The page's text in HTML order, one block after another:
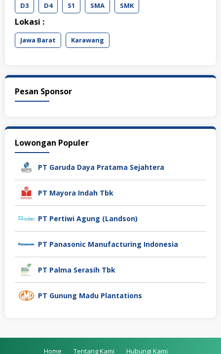
D3 D4 S1 SMA SMK
Lokasi :
Jawa Barat Karawang
Pesan Sponsor
Lowongan Populer
PT Garuda Daya Pratama Sejahtera
PT Mayora Indah Tbk
PT Pertiwi Agung (Landson)
PT Panasonic Manufacturing Indonesia
PT Palma Serasih Tbk
PT Gunung Madu Plantations
Home Tentang Kami Hubungi Kami